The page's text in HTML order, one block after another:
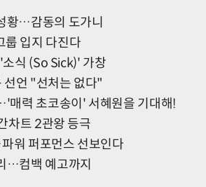
황…감동의 도가니
입지 다진다
식 (So Sick)' 가창
선언 "선처는 없다"
매력 초코송이' 서혜원을 기대해!
차트 2관왕 등극
워 퍼포먼스 선보인다
…컴백 예고까지